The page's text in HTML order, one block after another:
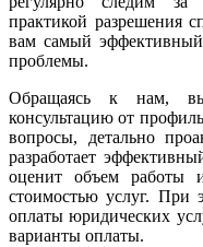
практикой разрешения
вам самый
проблемы.
Обращаясь к нам,
консультацию от
вопросы, детально
разработает
оценит объем работы
стоимостью услуг. При
оплаты юридических
варианты оплаты.